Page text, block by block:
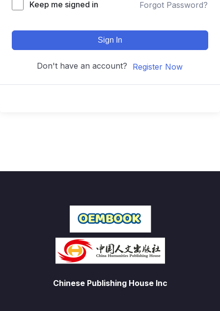
Keep me signed in Forgot Password?
Sign In
Don't have an account? Register Now
Chinese Publishing House Inc